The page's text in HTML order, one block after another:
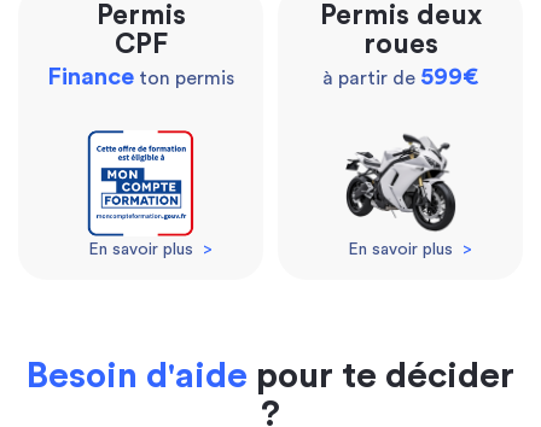
Permis
CPF
Finance ton permis
En savoir plus >
Permis deux
roues
à partir de 599€
En savoir plus >
Besoin d'aide pour te décider
?